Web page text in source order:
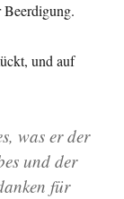
und auf
was er der
und der
für